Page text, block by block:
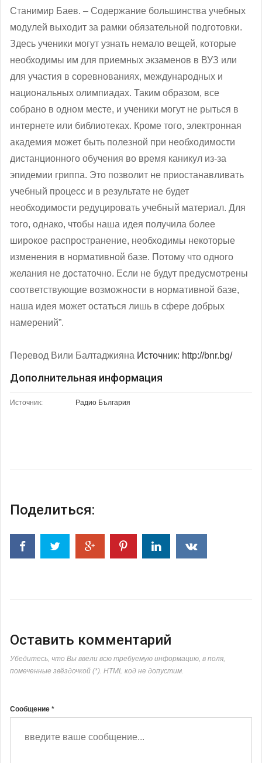
Станимир Баев. ‒ Содержание большинства учебных
модулей выходит за рамки обязательной подготовки.
Здесь ученики могут узнать немало вещей, которые
необходимы им для приемных экзаменов в ВУЗ или
для участия в соревнованиях, международных и
национальных олимпиадах. Таким образом, все
собрано в одном месте, и ученики могут не рыться в
интернете или библиотеках. Кроме того, электронная
академия может быть полезной при необходимости
дистанционного обучения во время каникул из-за
эпидемии гриппа. Это позволит не приостанавливать
учебный процесс и в результате не будет
необходимости редуцировать учебный материал. Для
того, однако, чтобы наша идея получила более
широкое распространение, необходимы некоторые
изменения в нормативной базе. Потому что одного
желания не достаточно. Если не будут предусмотрены
соответствующие возможности в нормативной базе,
наша идея может остаться лишь в сфере добрых
намерений”.
Перевод Вили Балтаджияна Источник: http://bnr.bg/
Дополнительная информация
Источник: Радио България
Поделиться:
Оставить комментарий
Убедитесь, что Вы ввели всю требуемую информацию, в поля,
помеченные звёздочкой (*). HTML код не допустим.
Сообщение *